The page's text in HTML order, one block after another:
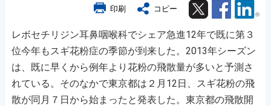
印刷 コピー Twitter Facebook
レボセチリジン耳鼻咽喉科でシェア急進12年で既に第３
位今年もスギ花粉症の季節が到来した。2013年シーズン
は、既に早くから例年より花粉の飛散量が多いと予測さ
れている。そのなかで東京都は２月12日、スギ花粉の飛
散が同月７日から始まったと発表した。東京都の飛散開